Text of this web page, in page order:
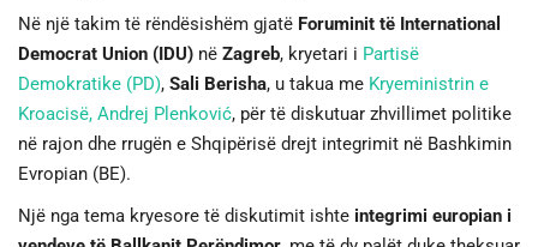
JETA
SPORTI
SHENDETI
Në një takim të rëndësishëm gjatë Foruminit të International
Democrat Union (IDU) në Zagreb, kryetari i Partisë
Demokratike (PD), Sali Berisha, u takua me Kryeministrin e
Kroacisë, Andrej Plenković, për të diskutuar zhvillimet politike
në rajon dhe rrugën e Shqipërisë drejt integrimit në Bashkimin
Evropian (BE).
Një nga tema kryesore të diskutimit ishte integrimi europian i